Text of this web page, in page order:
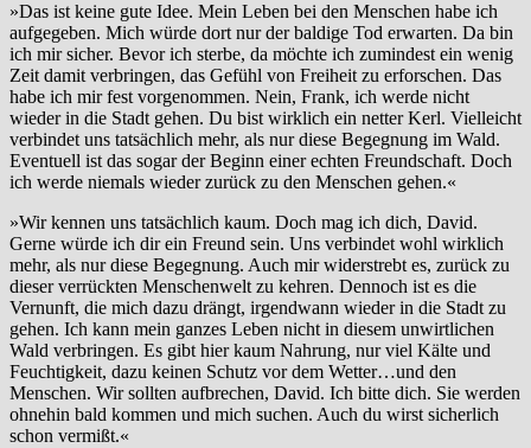
»Das ist keine gute Idee. Mein Leben bei den Menschen habe ich
aufgegeben. Mich würde dort nur der baldige Tod erwarten. Da bin
ich mir sicher. Bevor ich sterbe, da möchte ich zumindest ein wenig
Zeit damit verbringen, das Gefühl von Freiheit zu erforschen. Das
habe ich mir fest vorgenommen. Nein, Frank, ich werde nicht
wieder in die Stadt gehen. Du bist wirklich ein netter Kerl. Vielleicht
verbindet uns tatsächlich mehr, als nur diese Begegnung im Wald.
Eventuell ist das sogar der Beginn einer echten Freundschaft. Doch
ich werde niemals wieder zurück zu den Menschen gehen.«
»Wir kennen uns tatsächlich kaum. Doch mag ich dich, David.
Gerne würde ich dir ein Freund sein. Uns verbindet wohl wirklich
mehr, als nur diese Begegnung. Auch mir widerstrebt es, zurück zu
dieser verrückten Menschenwelt zu kehren. Dennoch ist es die
Vernunft, die mich dazu drängt, irgendwann wieder in die Stadt zu
gehen. Ich kann mein ganzes Leben nicht in diesem unwirtlichen
Wald verbringen. Es gibt hier kaum Nahrung, nur viel Kälte und
Feuchtigkeit, dazu keinen Schutz vor dem Wetter…und den
Menschen. Wir sollten aufbrechen, David. Ich bitte dich. Sie werden
ohnehin bald kommen und mich suchen. Auch du wirst sicherlich
schon vermißt.«